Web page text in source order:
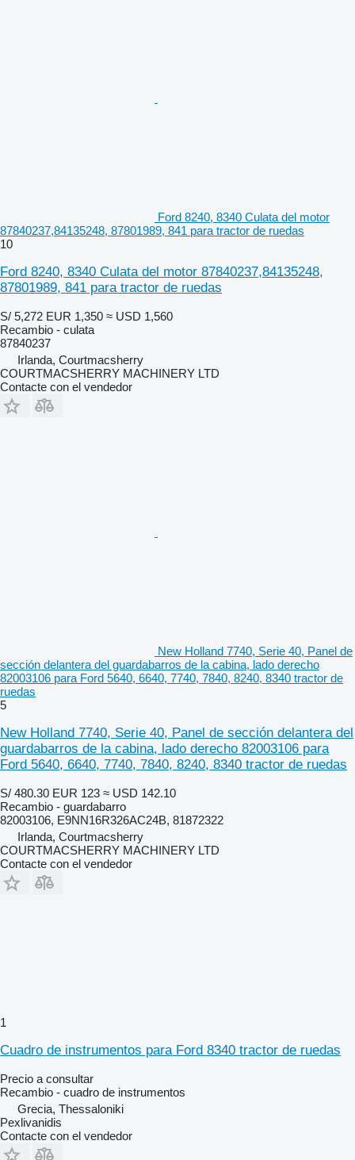
Ford 8240, 8340 Culata del motor
87840237,84135248, 87801989, 841 para tractor de ruedas
10
Ford 8240, 8340 Culata del motor 87840237,84135248,
87801989, 841 para tractor de ruedas
S/ 5,272 EUR 1,350 ≈ USD 1,560
Recambio - culata
87840237
Irlanda, Courtmacsherry
COURTMACSHERRY MACHINERY LTD
Contacte con el vendedor
New Holland 7740, Serie 40, Panel de
sección delantera del guardabarros de la cabina, lado derecho
82003106 para Ford 5640, 6640, 7740, 7840, 8240, 8340 tractor de
ruedas
5
New Holland 7740, Serie 40, Panel de sección delantera del
guardabarros de la cabina, lado derecho 82003106 para
Ford 5640, 6640, 7740, 7840, 8240, 8340 tractor de ruedas
S/ 480.30 EUR 123 ≈ USD 142.10
Recambio - guardabarro
82003106, E9NN16R326AC24B, 81872322
Irlanda, Courtmacsherry
COURTMACSHERRY MACHINERY LTD
Contacte con el vendedor
1
Cuadro de instrumentos para Ford 8340 tractor de ruedas
Precio a consultar
Recambio - cuadro de instrumentos
Grecia, Thessaloniki
Pexlivanidis
Contacte con el vendedor